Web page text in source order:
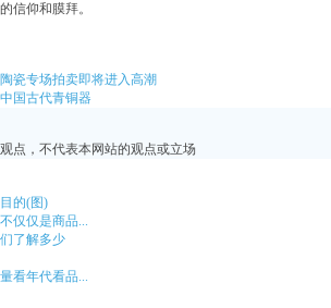
信仰和膜拜。
瓷专场拍卖即将进入高潮
国古代青铜器
点，不代表本网站的观点或立场
的(图)
仅仅是商品...
了解多少
看年代看品...